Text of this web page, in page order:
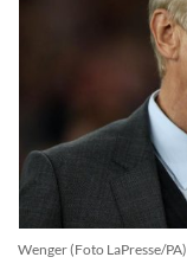
Wenger (Foto LaPresse/PA)